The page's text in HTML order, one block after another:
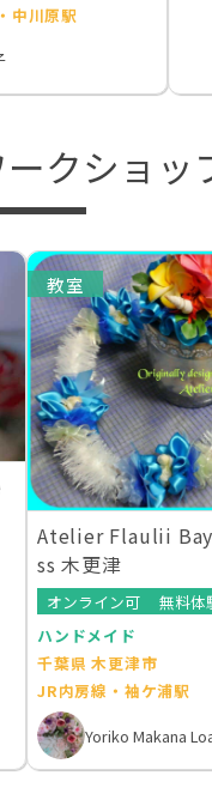
中川原駅
クショッ
教室
Atelier Flaulii
ss 木更津
オンライン可
無料体
ハンドメイド
千葉県 木更津市
JR内房線・袖ケ浦駅
Yoriko Makana